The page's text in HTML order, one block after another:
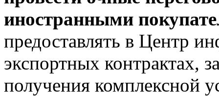
иностранными
предоставлять в Центр
экспортных контрактах,
получения комплексной